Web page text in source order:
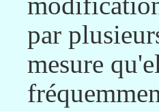
par
mesure